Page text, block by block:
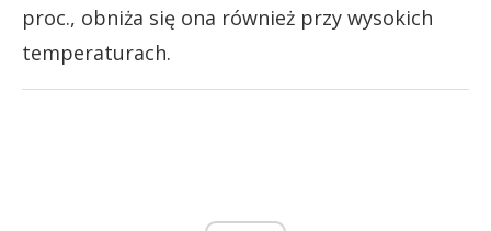
proc., obniża się ona również przy wysokich
temperaturach.